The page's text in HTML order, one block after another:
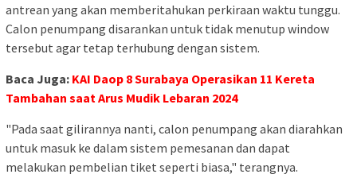
antrean yang akan memberitahukan perkiraan waktu tunggu.
Calon penumpang disarankan untuk tidak menutup window
tersebut agar tetap terhubung dengan sistem.
Baca Juga: KAI Daop 8 Surabaya Operasikan 11 Kereta
Tambahan saat Arus Mudik Lebaran 2024
"Pada saat gilirannya nanti, calon penumpang akan diarahkan
untuk masuk ke dalam sistem pemesanan dan dapat
melakukan pembelian tiket seperti biasa," terangnya.